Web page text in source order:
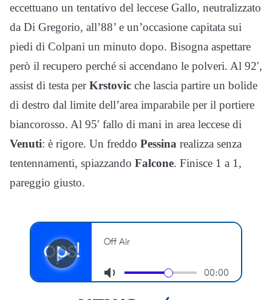
eccettuano un tentativo del leccese Gallo, neutralizzato
da Di Gregorio, all’88’ e un’occasione capitata sui
piedi di Colpani un minuto dopo. Bisogna aspettare
però il recupero perché si accendano le polveri. Al 92′,
assist di testa perKrstovic che lascia partire un bolide
di destro dal limite dell’area imparabile per il portiere
biancorosso. Al 95′ fallo di mani in area leccese di
Venuti: è rigore. Un freddo Pessina realizza senza
tentennamenti, spiazzando Falcone. Finisce 1 a 1,
pareggio giusto.